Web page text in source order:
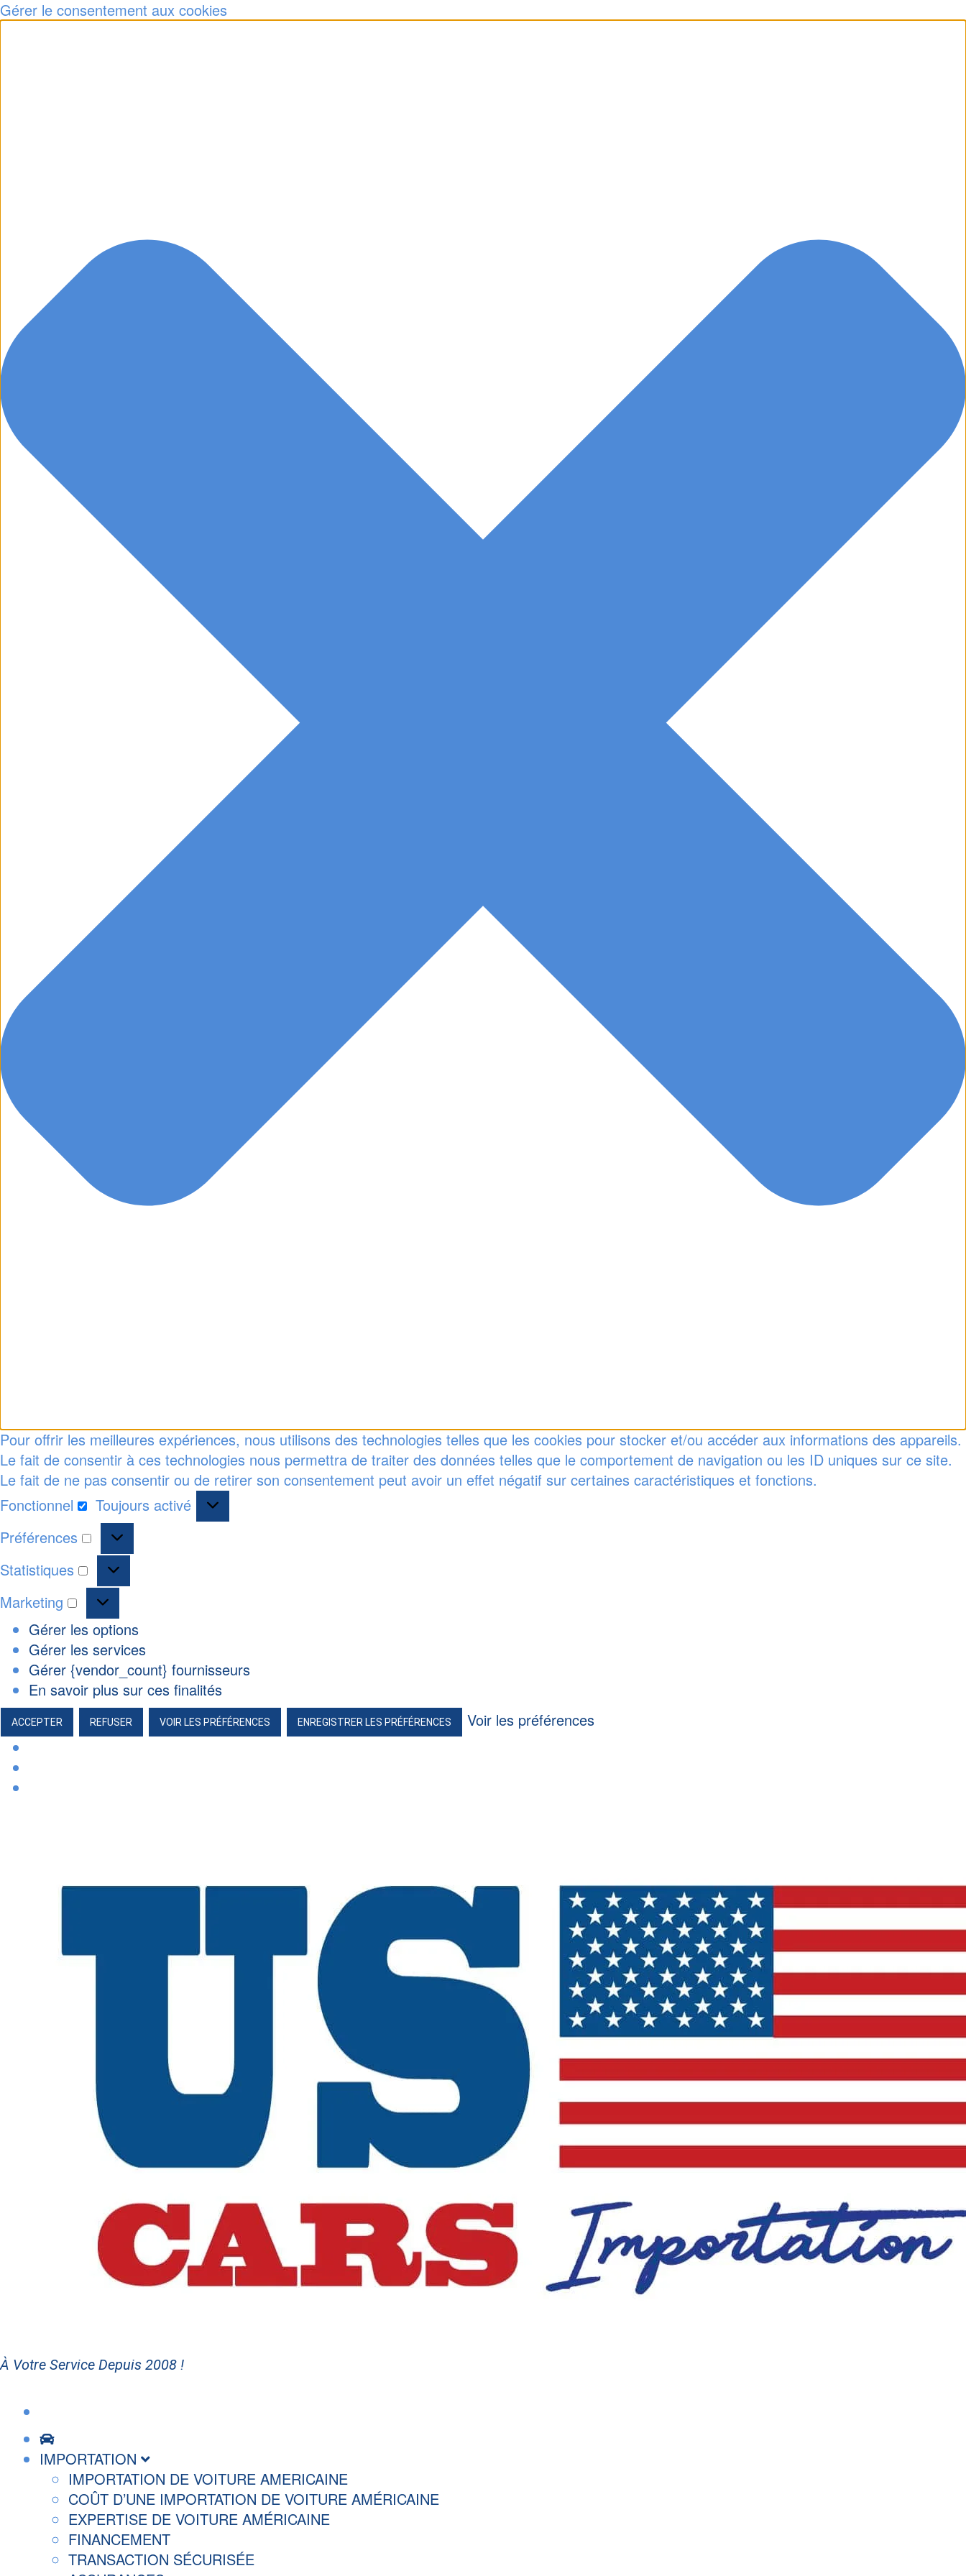
Gérer le consentement aux cookies
Pour offrir les meilleures expériences, nous utilisons des technologies telles que les cookies pour stocker et/ou accéder aux informations des appareils.
Le fait de consentir à ces technologies nous permettra de traiter des données telles que le comportement de navigation ou les ID uniques sur ce site.
Le fait de ne pas consentir ou de retirer son consentement peut avoir un effet négatif sur certaines caractéristiques et fonctions.
Fonctionnel
Fonctionnel
Toujours activé
Préférences
Préférences
Statistiques
Statistiques
Marketing
Marketing
Gérer les options
Gérer les services
Gérer {vendor_count} fournisseurs
En savoir plus sur ces finalités
ACCEPTER REFUSER VOIR LES PRÉFÉRENCES ENREGISTRER LES PRÉFÉRENCES Voir les préférences
À Votre Service Depuis 2008 !
IMPORTATION
IMPORTATION DE VOITURE AMERICAINE
COÛT D’UNE IMPORTATION DE VOITURE AMÉRICAINE
EXPERTISE DE VOITURE AMÉRICAINE
FINANCEMENT
TRANSACTION SÉCURISÉE